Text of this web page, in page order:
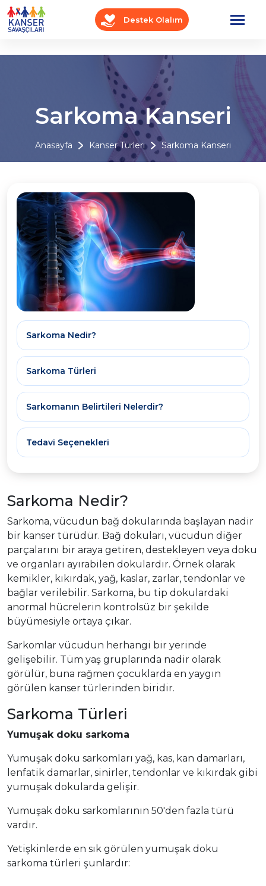
Destek Olalım
Sarkoma Kanseri
Anasayfa Kanser Türleri Sarkoma Kanseri
Sarkoma Nedir?
Sarkoma Türleri
Sarkomanın Belirtileri Nelerdir?
Tedavi Seçenekleri
Sarkoma Nedir?
Sarkoma, vücudun bağ dokularında başlayan nadir
bir kanser türüdür. Bağ dokuları, vücudun diğer
parçalarını bir araya getiren, destekleyen veya doku
ve organları ayırabilen dokulardır. Örnek olarak
kemikler, kıkırdak, yağ, kaslar, zarlar, tendonlar ve
bağlar verilebilir. Sarkoma, bu tip dokulardaki
anormal hücrelerin kontrolsüz bir şekilde
büyümesiyle ortaya çıkar.
Sarkomlar vücudun herhangi bir yerinde
gelişebilir. Tüm yaş gruplarında nadir olarak
görülür, buna rağmen çocuklarda en yaygın
görülen kanser türlerinden biridir.
Sarkoma Türleri
Yumuşak doku sarkoma
Yumuşak doku sarkomları yağ, kas, kan damarları,
lenfatik damarlar, sinirler, tendonlar ve kıkırdak gibi
yumuşak dokularda gelişir.
Yumuşak doku sarkomlarının 50'den fazla türü
vardır.
Yetişkinlerde en sık görülen yumuşak doku
sarkoma türleri şunlardır: